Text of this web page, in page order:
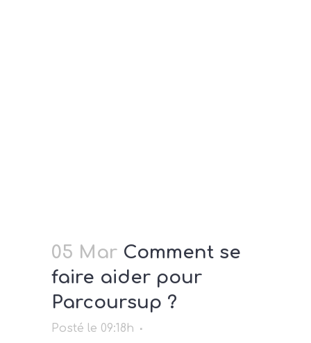
05 Mar Comment se
faire aider pour
Parcoursup ?
Posté le 09:18h